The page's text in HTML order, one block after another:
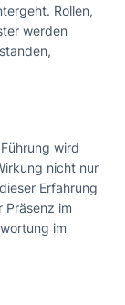
Rollen,
werden
Führung wird
nicht nur
Erfahrung
Präsenz im
im